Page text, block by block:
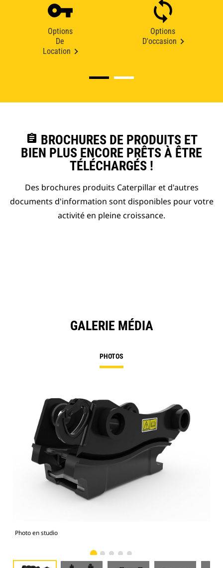
Options
De
Location
Options
D'occasion
assignment BROCHURES DE PRODUITS ET
BIEN PLUS ENCORE PRÊTS À ÊTRE
TÉLÉCHARGÉS !
Des brochures produits Caterpillar et d'autres
documents d'information sont disponibles pour votre
activité en pleine croissance.
GALERIE MÉDIA
PHOTOS
Photo en studio